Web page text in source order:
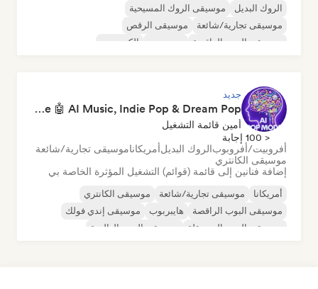
الروك البديل
موسيقى الروك المسيحية
موسيقى تجارية/شائعة
موسيقى الرقص
موسيقى البوب الراقصة
إلكتروبوب
جديد
Pop Machine Mode 🤖 AI Music, Indie Pop & Dream Pop
أمين قائمة التشغيل
< 100 إجابة
أفروبيت/أفروبوبالروك البديلأمريكاناموسيقى تجارية/شائعة
موسيقى الكانتري
إضافة فنانين إلى قائمة (قوائم) التشغيل المؤثرة الخاصة بي
أمريكانا موسيقى تجارية/شائعة
موسيقى الكانتري
موسيقى البوب الراقصة
هايبربوب
موسيقى إندي فولك
موسيقى البوب المستقلة
موسيقى البوب العالمية